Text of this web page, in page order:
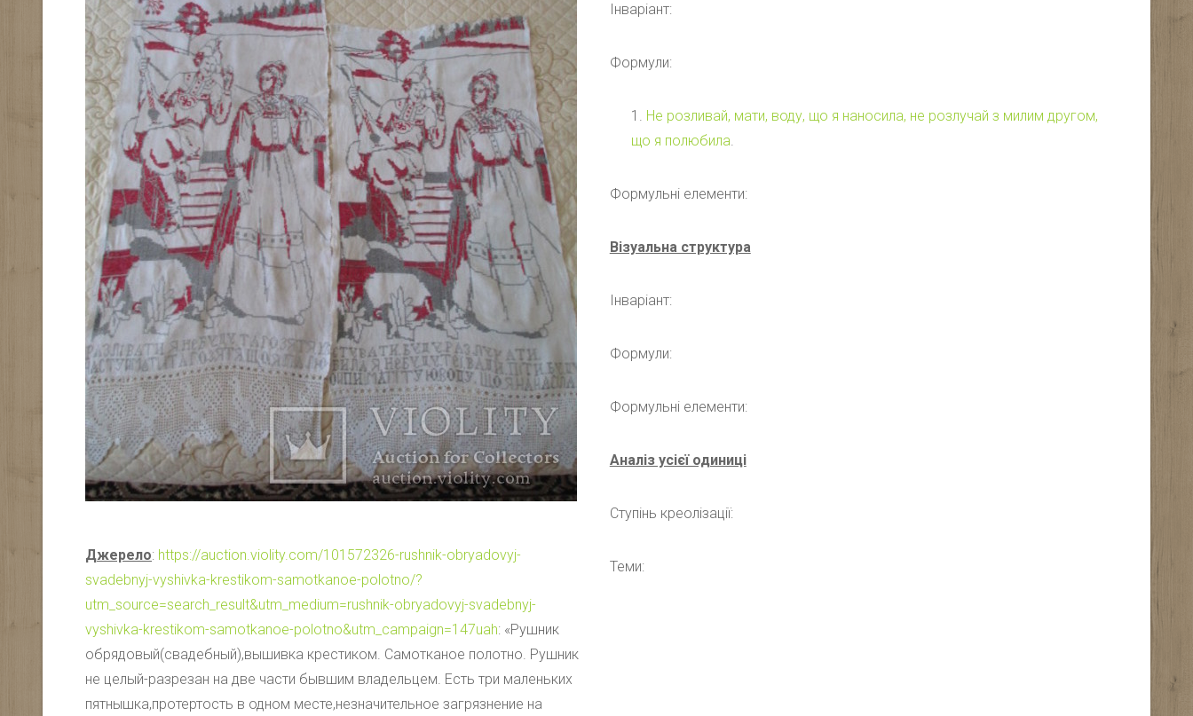
Джерело: https://auction.violity.com/101572326-rushnik-obryadovyj-
svadebnyj-vyshivka-krestikom-samotkanoe-polotno/?
utm_source=search_result&utm_medium=rushnik-obryadovyj-svadebnyj-
vyshivka-krestikom-samotkanoe-polotno&utm_campaign=147uah: «Рушник
обрядовый(свадебный),вышивка крестиком. Самотканое полотно. Рушник
не целый-разрезан на две части бывшим владельцем. Есть три маленьких
пятнышка,протертость в одном месте,незначительное загрязнение на
Інваріант:
Формули:
Не розливай, мати, воду, що я наносила, не розлучай з милим другом,
що я полюбила.
Формульні елементи:
Візуальна структура
Інваріант:
Формули:
Формульні елементи:
Аналіз усієї одиниці
Ступінь креолізації:
Теми: